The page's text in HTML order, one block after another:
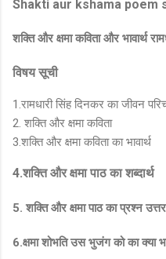
Shakti aur kshama poem
शक्ति और क्षमा कविता और भावार्थ
विषय सूची
1.रामधारी सिंह दिनकर का जीवन
2. शक्ति और क्षमा कविता
3.शक्ति और क्षमा कविता का भावार्थ
4.शक्ति और क्षमा पाठ का शब्दार्थ
5. शक्ति और क्षमा पाठ का प्रश्न उत्तर
6.क्षमा शोभति उस भुजंग को का क्या